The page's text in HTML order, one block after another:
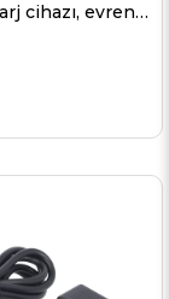
Seyahat şarj cihazı, evrensel SPC10 USB 44, çıkış 4 x USB bağlantı noktası, DC 5V, 2A